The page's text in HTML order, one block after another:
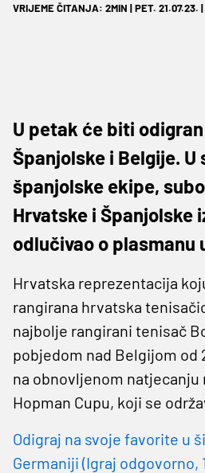
VRIJEME ČITANJA: 2MIN | PET. 21.07.23.
U petak će biti
Španjolske i Belgije.
španjolske ekipe,
Hrvatske i Španjolske
odlučivao o plasmanu
Hrvatska reprezentacija
rangirana hrvatska
najbolje rangirani tenisač
pobjedom nad Belgijom od
na obnovljenom
Hopman Cupu, koji se
Odigraj na svoje favorite u
Germaniji (Igraj odgovorno,